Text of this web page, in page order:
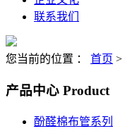
联系我们
您当前的位置 ： 首页 >
产品中心 Product
酚醛棉布管系列